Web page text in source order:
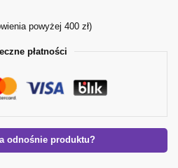
powyżej 400 zł)
płatności
odnośnie produktu?